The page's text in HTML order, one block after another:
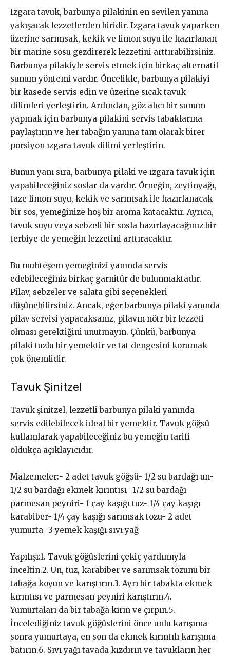
Izgara tavuk, barbunya pilakinin en sevilen yanına
yakışacak lezzetlerden biridir. Izgara tavuk yaparken
üzerine sarımsak, kekik ve limon suyu ile hazırlanan
bir marine sosu gezdirerek lezzetini arttırabilirsiniz.
Barbunya pilakiyle servis etmek için birkaç alternatif
sunum yöntemi vardır. Öncelikle, barbunya pilakiyi
bir kasede servis edin ve üzerine sıcak tavuk
dilimleri yerleştirin. Ardından, göz alıcı bir sunum
yapmak için barbunya pilakini servis tabaklarına
paylaştırın ve her tabağın yanına tam olarak birer
porsiyon ızgara tavuk dilimi yerleştirin.
Bunun yanı sıra, barbunya pilaki ve ızgara tavuk için
yapabileceğiniz soslar da vardır. Örneğin, zeytinyağı,
taze limon suyu, kekik ve sarımsak ile hazırlanacak
bir sos, yemeğinize hoş bir aroma katacaktır. Ayrıca,
tavuk suyu veya sebzeli bir sosla hazırlayacağınız bir
terbiye de yemeğin lezzetini arttıracaktır.
Bu muhteşem yemeğinizi yanında servis
edebileceğiniz birkaç garnitür de bulunmaktadır.
Pilav, sebzeler ve salata gibi seçenekleri
düşünebilirsiniz. Ancak, eğer barbunya pilaki yanında
pilav servisi yapacaksanız, pilavın nötr bir lezzeti
olması gerektiğini unutmayın. Çünkü, barbunya
pilaki tuzlu bir yemektir ve tat dengesini korumak
çok önemlidir.
Tavuk Şinitzel
Tavuk şinitzel, lezzetli barbunya pilaki yanında
servis edilebilecek ideal bir yemektir. Tavuk göğsü
kullanılarak yapabileceğiniz bu yemeğin tarifi
oldukça açıklayıcıdır.
Malzemeler:- 2 adet tavuk göğsü- 1/2 su bardağı un-
1/2 su bardağı ekmek kırıntısı- 1/2 su bardağı
parmesan peyniri- 1 çay kaşığı tuz- 1/4 çay kaşığı
karabiber- 1/4 çay kaşığı sarımsak tozu- 2 adet
yumurta- 3 yemek kaşığı sıvı yağ
Yapılışı:1. Tavuk göğüslerini çekiç yardımıyla
inceltin.2. Un, tuz, karabiber ve sarımsak tozunu bir
tabağa koyun ve karıştırın.3. Ayrı bir tabakta ekmek
kırıntısı ve parmesan peyniri karıştırın.4.
Yumurtaları da bir tabağa kırın ve çırpın.5.
İncelediğiniz tavuk göğüslerini önce unlu karışıma
sonra yumurtaya, en son da ekmek kırıntılı karışıma
batırın.6. Sıvı yağı tavada kızdırın ve tavukların her